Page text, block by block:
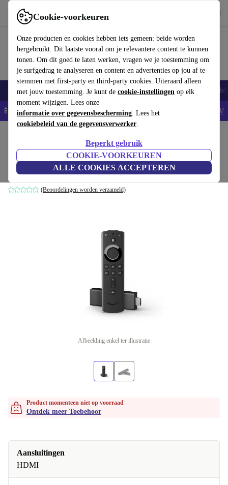
Cookie-voorkeuren
Onze producten en cookies hebben iets gemeen: beide worden
hergebruikt. Dit laatste vooral om je relevantere content te kunnen
tonen. Om dit goed te laten werken, vragen we je toestemming om
je surfgedrag te analyseren en content en advertenties op jou af te
stemmen met first-party en third-party cookies. Uiteraard alleen
met jouw toestemming. Je kunt de cookie-instellingen op elk
moment wijzigen. Lees onze
informatie over gegevensbescherming. Lees het
cookiebeleid van de gegevensverwerker.
Beperkt gebruik
COOKIE-VOORKEUREN
ALLE COOKIES ACCEPTEREN
Gebruik refurbed snel en eenvoudig
Smartphones Laptops Tablets Smartwatches Accessoires
📱5% EXTRA korting op alle iPhones – Code: IPHONEDEAL - AV
Amazon Fire TV Stick (2019)
Zwart
(Beoordelingen worden verzameld)
Afbeelding enkel ter illustratie
Product momenteen niet op voorraad
Ontdek meer Toebehoor
Aansluitingen
HDMI